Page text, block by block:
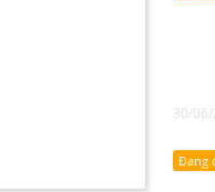
30/
Đang